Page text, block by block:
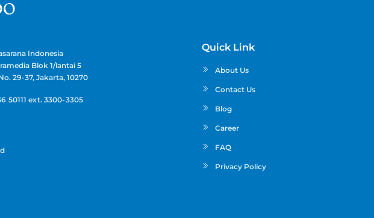
Indonesia
Blok 1/lantai 5
29-37, Jakarta, 10270
50111 ext. 3300-3305
Quick Link
About Us
Contact Us
Blog
Career
FAQ
Privacy Policy